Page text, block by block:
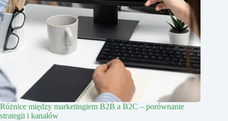
Różnice między marketingiem B2B a B2C – porównanie
strategii i kanałów